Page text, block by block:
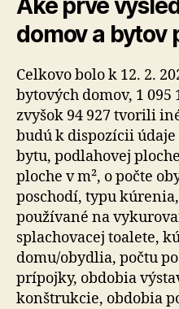
Aké prvé
domov a bytov
Celkovo bolo k 12. 2.
bytových domov, 1
zvyšok 94 927 tvorili
budú k dispozícii
bytu, podlahovej
ploche v m², o počte
poschodí, typu
používané na
splachovacej toalete,
domu/obydlia, počtu
prípojky, obdobia
konštrukcie, obdobia